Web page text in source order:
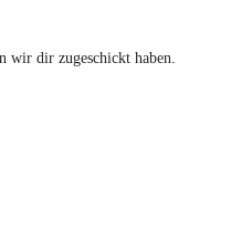
wir dir zugeschickt haben.